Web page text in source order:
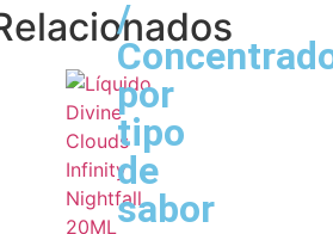
/
por
tipo
de
sabor